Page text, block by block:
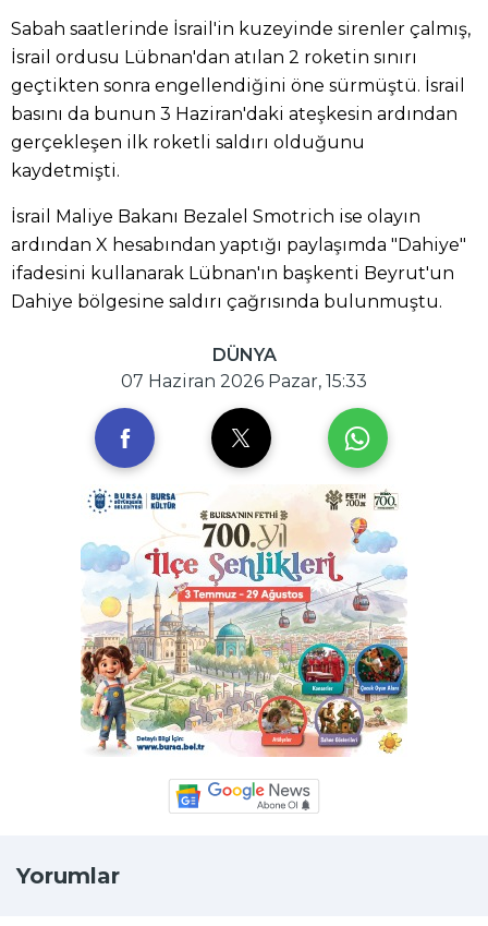
Sabah saatlerinde İsrail'in kuzeyinde sirenler çalmış,
İsrail ordusu Lübnan'dan atılan 2 roketin sınırı
geçtikten sonra engellendiğini öne sürmüştü. İsrail
basını da bunun 3 Haziran'daki ateşkesin ardından
gerçekleşen ilk roketli saldırı olduğunu
kaydetmişti.
İsrail Maliye Bakanı Bezalel Smotrich ise olayın
ardından X hesabından yaptığı paylaşımda "Dahiye"
ifadesini kullanarak Lübnan'ın başkenti Beyrut'un
Dahiye bölgesine saldırı çağrısında bulunmuştu.
DÜNYA
07 Haziran 2026 Pazar, 15:33
Yorumlar